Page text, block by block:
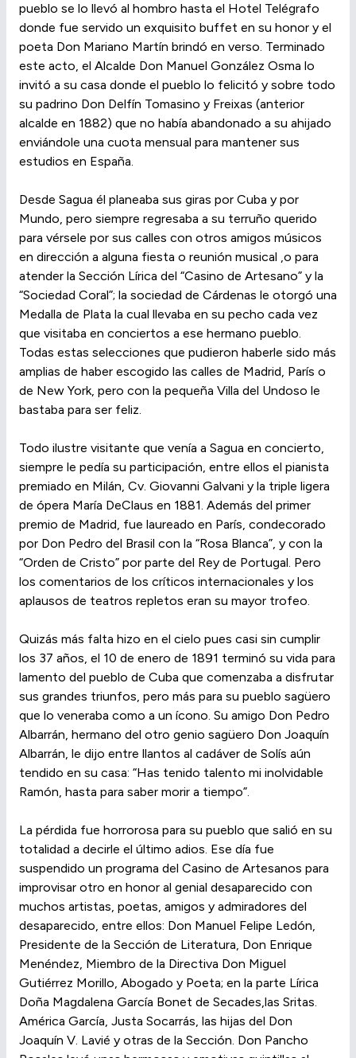
pueblo se lo llevó al hombro hasta el Hotel Telégrafo
donde fue servido un exquisito buffet en su honor y el
poeta Don Mariano Martín brindó en verso. Terminado
este acto, el Alcalde Don Manuel González Osma lo
invitó a su casa donde el pueblo lo felicitó y sobre todo
su padrino Don Delfín Tomasino y Freixas (anterior
alcalde en 1882) que no había abandonado a su ahijado
enviándole una cuota mensual para mantener sus
estudios en España.
Desde Sagua él planeaba sus giras por Cuba y por
Mundo, pero siempre regresaba a su terruño querido
para vérsele por sus calles con otros amigos músicos
en dirección a alguna fiesta o reunión musical ,o para
atender la Sección Lírica del “Casino de Artesano” y la
“Sociedad Coral”; la sociedad de Cárdenas le otorgó una
Medalla de Plata la cual llevaba en su pecho cada vez
que visitaba en conciertos a ese hermano pueblo.
Todas estas selecciones que pudieron haberle sido más
amplias de haber escogido las calles de Madrid, París o
de New York, pero con la pequeña Villa del Undoso le
bastaba para ser feliz.
Todo ilustre visitante que venía a Sagua en concierto,
siempre le pedía su participación, entre ellos el pianista
premiado en Milán, Cv. Giovanni Galvani y la triple ligera
de ópera María DeClaus en 1881. Además del primer
premio de Madrid, fue laureado en París, condecorado
por Don Pedro del Brasil con la “Rosa Blanca”, y con la
“Orden de Cristo” por parte del Rey de Portugal. Pero
los comentarios de los críticos internacionales y los
aplausos de teatros repletos eran su mayor trofeo.
Quizás más falta hizo en el cielo pues casi sin cumplir
los 37 años, el 10 de enero de 1891 terminó su vida para
lamento del pueblo de Cuba que comenzaba a disfrutar
sus grandes triunfos, pero más para su pueblo sagüero
que lo veneraba como a un ícono. Su amigo Don Pedro
Albarrán, hermano del otro genio sagüero Don Joaquín
Albarrán, le dijo entre llantos al cadáver de Solís aún
tendido en su casa: “Has tenido talento mi inolvidable
Ramón, hasta para saber morir a tiempo”.
La pérdida fue horrorosa para su pueblo que salió en su
totalidad a decirle el último adios. Ese día fue
suspendido un programa del Casino de Artesanos para
improvisar otro en honor al genial desaparecido con
muchos artistas, poetas, amigos y admiradores del
desaparecido, entre ellos: Don Manuel Felipe Ledón,
Presidente de la Sección de Literatura, Don Enrique
Menéndez, Miembro de la Directiva Don Miguel
Gutiérrez Morillo, Abogado y Poeta; en la parte Lírica
Doña Magdalena García Bonet de Secades,las Sritas.
América García, Justa Socarrás, las hijas del Don
Joaquín V. Lavié y otras de la Sección. Don Pancho